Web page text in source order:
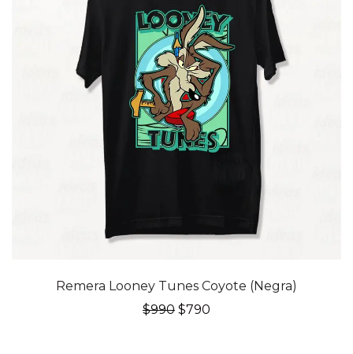
20% OFFRemera Looney Tunes Coyote (Negra)
$990 El
$790